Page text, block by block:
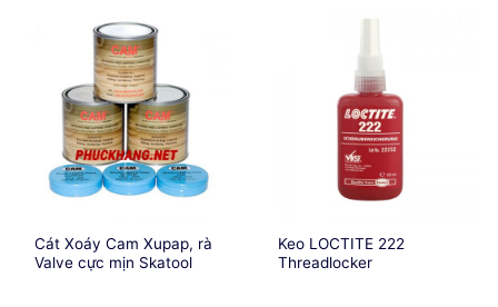
Cát Xoáy Cam Xupap, rà
Valve cực mịn Skatool
Keo LOCTITE 222
Threadlocker